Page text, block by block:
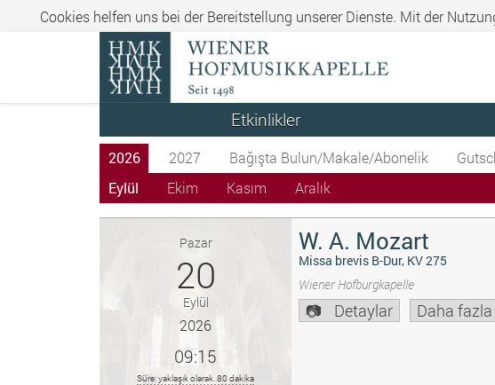
Cookies helfen uns bei der Bereitstellung unserer Dienste. Mit der
Etkinlikler
2026 2027 Bağışta Bulun/Makale/Abonelik
Eylül
Ekim Kasım Aralık
Pazar
20
Eylül
2026
09:15
Süre: yaklaşık olarak. 80 dakika
W. A. Mozart
Missa brevis B-Dur, KV 275
Wiener Hofburgkapelle
Detaylar Daha